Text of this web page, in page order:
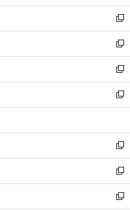
開
く
ウ
で
開
く
ン
ド
ウ
で
開
く
ウ
ィ
ン
ド
ウ
で
開
く
し
い
ウ
ィ
ン
ド
ウ
で
開
新
し
い
ウ
ィ
ン
ド
ウ
開
く
新
し
い
ウ
ィ
ン
ウ
で
開
く
新
し
い
ウ
ン
ド
ウ
で
開
く
新
し
ウ
ィ
ン
ド
ウ
で
新
し
い
ウ
ィ
新
し
い
新